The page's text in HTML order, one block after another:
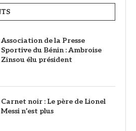
Association de la Presse
Sportive du Bénin : Ambroise
Zinsou élu président
Carnet noir : Le père de Lionel
Messi n’est plus